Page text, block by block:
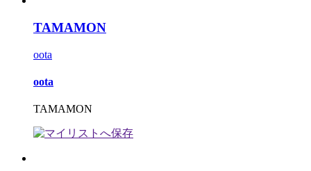
TAMAMON
oota
oota
TAMAMON